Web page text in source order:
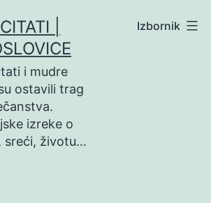
|
i mudre
ostavili trag
izreke o
sreći, životu…
Izbornik